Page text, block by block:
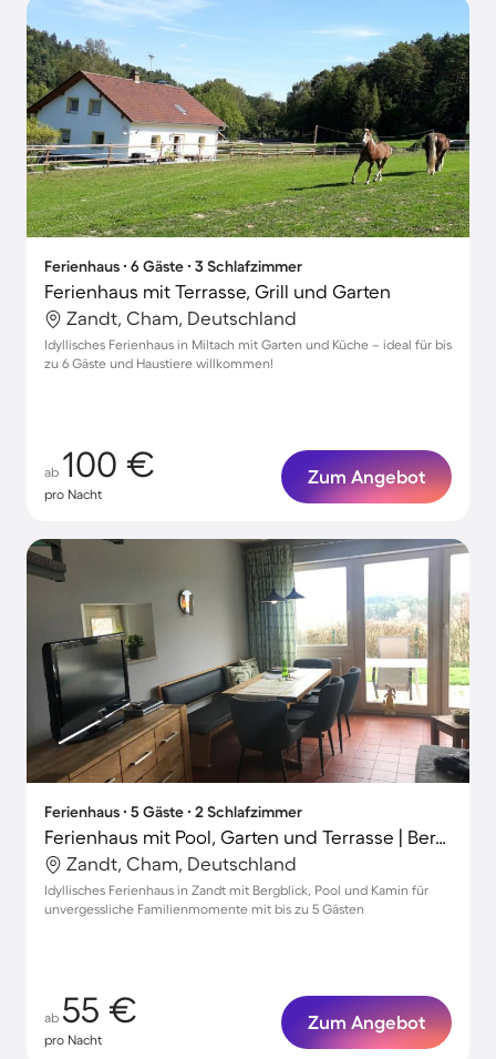
Ferienhaus ∙ 6 Gäste ∙ 3 Schlafzimmer
Ferienhaus mit Terrasse, Grill und Garten
Zandt, Cham, Deutschland
Idyllisches Ferienhaus in Miltach mit Garten und Küche – ideal für bis
zu 6 Gäste und Haustiere willkommen!
ab 100 €
pro Nacht
Zum Angebot
Ferienhaus ∙ 5 Gäste ∙ 2 Schlafzimmer
Ferienhaus mit Pool, Garten und Terrasse | Bergblick
Zandt, Cham, Deutschland
Idyllisches Ferienhaus in Zandt mit Bergblick, Pool und Kamin für
unvergessliche Familienmomente mit bis zu 5 Gästen
ab 55 €
pro Nacht
Zum Angebot